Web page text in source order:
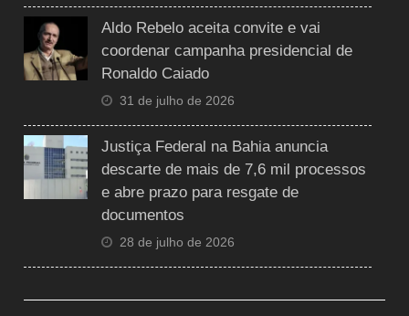
Aldo Rebelo aceita convite e vai
coordenar campanha presidencial de
Ronaldo Caiado
31 de julho de 2026
Justiça Federal na Bahia anuncia
descarte de mais de 7,6 mil processos
e abre prazo para resgate de
documentos
28 de julho de 2026